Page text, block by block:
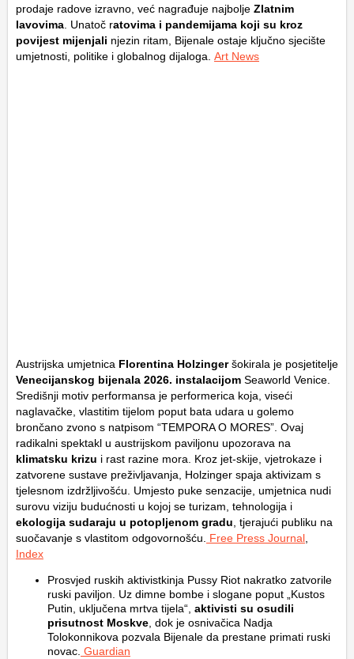
prodaje radove izravno, već nagrađuje najbolje Zlatnim
lavovima . Unatoč ratovima i pandemijama koji su kroz
povijest mijenjali njezin ritam, Bijenale ostaje ključno sjecište
umjetnosti, politike i globalnog dijaloga. Art News
Austrijska umjetnica Florentina Holzingeršokirala je posjetitelje
Venecijanskog bijenala 2026. instalacijom Seaworld Venice.
Središnji motiv performansa je performerica koja, viseći
naglavačke, vlastitim tijelom poput bata udara u golemo
brončano zvono s natpisom “TEMPORA O MORES”. Ovaj
radikalni spektakl u austrijskom paviljonu upozorava na
klimatsku krizu i rast razine mora. Kroz jet-skije, vjetrokaze i
zatvorene sustave preživljavanja, Holzinger spaja aktivizam s
tjelesnom izdržljivošću. Umjesto puke senzacije, umjetnica nudi
surovu viziju budućnosti u kojoj se turizam, tehnologija i
ekologija sudaraju u potopljenom gradu, tjerajući publiku na
suočavanje s vlastitom odgovornošću. Free Press Journal,
Index
Prosvjed ruskih aktivistkinja Pussy Riot nakratko zatvorile
ruski paviljon. Uz dimne bombe i slogane poput „Kustos
Putin, uključena mrtva tijela“, aktivisti su osudili
prisutnost Moskve, dok je osnivačica Nadja
Tolokonnikova pozvala Bijenale da prestane primati ruski
novac. Guardian